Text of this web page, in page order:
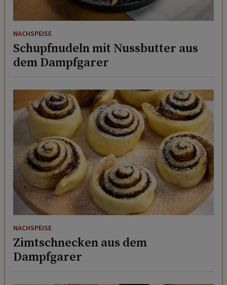
NACHSPEISE
Schupfnudeln mit Nussbutter aus
dem Dampfgarer
NACHSPEISE
Zimtschnecken aus dem
Dampfgarer